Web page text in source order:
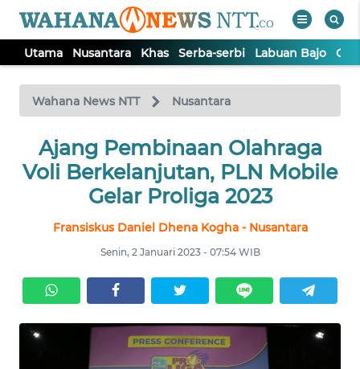
Utama Nusantara Khas Serba-serbi Labuan Bajo
Wahana News NTT Nusantara
Ajang Pembinaan Olahraga
Voli Berkelanjutan, PLN Mobile
Gelar Proliga 2023
Fransiskus Daniel Dhena Kogha - Nusantara
Senin, 2 Januari 2023 - 07:54 WIB
TV
Tutup
UTAMA
NUSANTARA
SERBA-
SERBI
LABUAN